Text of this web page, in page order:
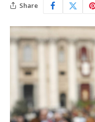
Share